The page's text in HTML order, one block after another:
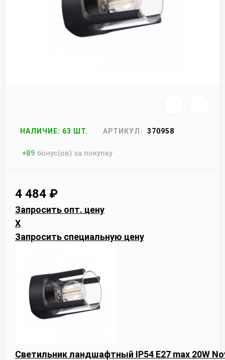
НАЛИЧИЕ: 63 ШТ. АРТИКУЛ: 370958
+89 бонус(ов) за покупку
4 484 ₽
Запросить опт. цену
X
Запросить специальную цену
Светильник ландшафтный IP54 E27 max 20W